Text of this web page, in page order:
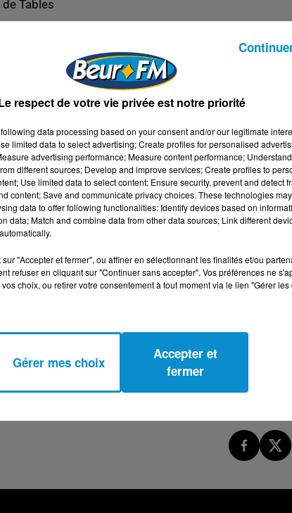
Tables
L'HOMME QUI MURMURAIT À L'OREILLE
respect de votre vie privée est notre priorité
data processing based on your consent and/or our legitimate
limited data to select advertising; Create profiles for personalised
advertising performance; Measure content performance;
different sources; Develop and improve services; Create profiles to
Use limited data to select content; Ensure security, prevent and detect
content; Save and communicate privacy choices. These technologies
data to offer following functionalities: Identify devices based on
data; Match and combine data from other data sources; Link different
"Accepter et fermer", ou affiner en sélectionnant les finalités et/ou
refuser en cliquant sur "Continuer sans accepter". Vos préférences ne
choix, ou retirer votre consentement à tout moment via le lien "Gérer
Gérer mes choix
Accepter et
fermer